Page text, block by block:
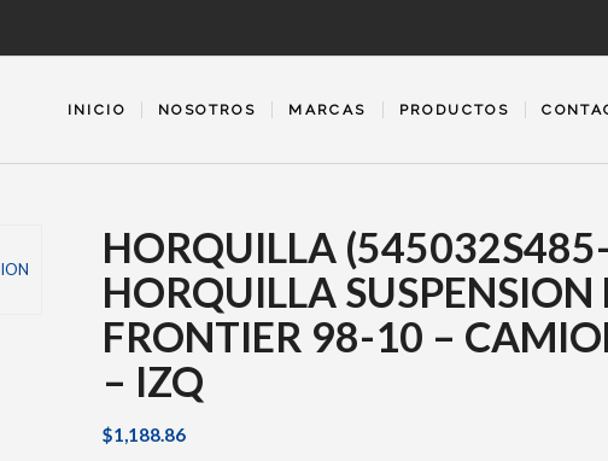
INICIO NOSOTROS MARCAS PRODUCTOS
HORQUILLA
HORQUILLA
FRONTIER 98-10 –
– IZQ
$1,188.86